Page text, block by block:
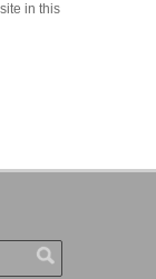
in this